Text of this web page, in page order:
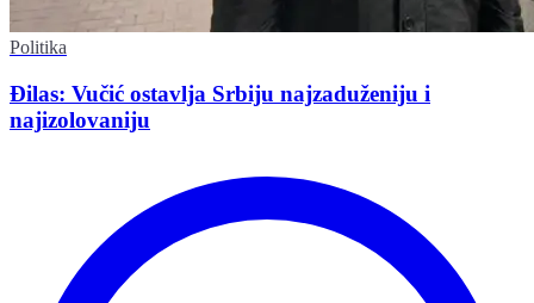
Politika
Đilas: Vučić ostavlja Srbiju najzaduženiju i
najizolovaniju